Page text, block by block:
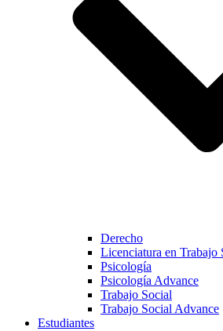
Derecho
Licenciatura en Trabajo
Psicología
Psicología Advance
Trabajo Social
Trabajo Social Advance
Estudiantes